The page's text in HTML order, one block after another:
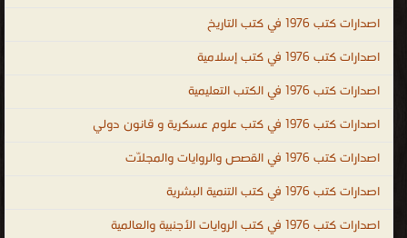
PDF ebooks ، Electrical engineering ، Chemical Engineering ،
اصدارات كتب 1976 في كتب التاريخ
اصدارات كتب 1976 في كتب إسلامية
اصدارات كتب 1976 في الكتب التعليمية
اصدارات كتب 1976 في كتب علوم عسكرية و قانون دولي
اصدارات كتب 1976 في القصص والروايات والمجلّات
اصدارات كتب 1976 في كتب التنمية البشرية
اصدارات كتب 1976 في كتب الروايات الأجنبية والعالمية